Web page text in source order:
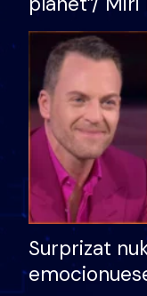
bukura në
mungojë
Surprizat